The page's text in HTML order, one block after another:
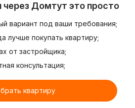
через Домтут это просто
вариант под ваши требования;
лучше покупать квартиру;
от застройщика;
консультация;
квартиру